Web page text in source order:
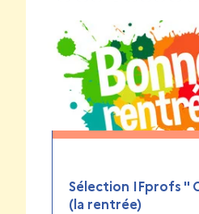
Sélection IFprofs "
(la rentrée)